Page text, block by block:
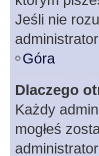
Jeśli nie
Góra
Dlaczego
Każdy
mogłeś